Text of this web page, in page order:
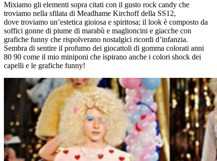
Mixiamo gli elementi sopra citati con il gusto rock candy che
troviamo nella sfilata di Meadhame Kirchoff della SS12,
dove troviamo un’estetica gioiosa e spiritosa; il look è composto da
soffici gonne di piume di marabù e maglioncini e giacche con
grafiche funny che rispolverano nostalgici ricordi d’infanzia.
Sembra di sentire il profumo dei giocattoli di gomma colorati anni
80 90 come il mio miniponi che ispirano anche i colori shock dei
capelli e le grafiche funny!